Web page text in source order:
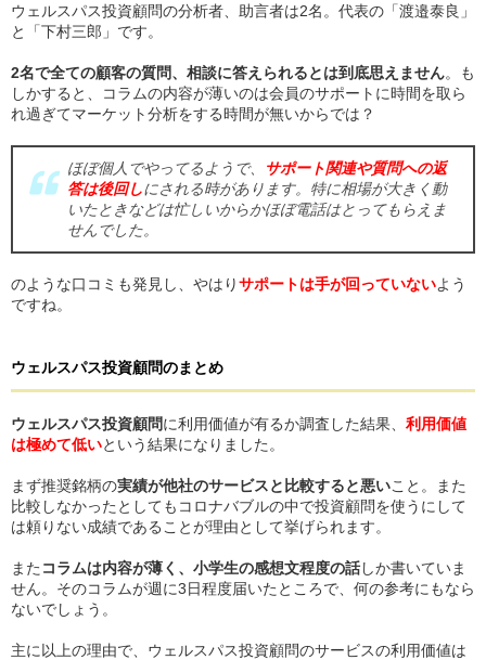
ウェルスパス投資顧問の分析者、助言者は2名。代表の「渡邉泰良」
と「下村三郎」です。
2名で全ての顧客の質問、相談に答えられるとは到底思えません。も
しかすると、コラムの内容が薄いのは会員のサポートに時間を取ら
れ過ぎてマーケット分析をする時間が無いからでは？
ほぼ個人でやってるようで、
サポート関連や質問への返
答は後回しにされる時があります。特に相場が大きく動
いたときなどは忙しいからかほぼ電話はとってもらえま
せんでした。
のような口コミも発見し、やはりサポートは手が回っていないよう
ですね。
ウェルスパス投資顧問のまとめ
ウェルスパス投資顧問に利用価値が有るか調査した結果、 利用価値
は極めて低いという結果になりました。
まず推奨銘柄の実績が他社のサービスと比較すると悪いこと。また
比較しなかったとしてもコロナバブルの中で投資顧問を使うにして
は頼りない成績であることが理由として挙げられます。
また コラムは内容が薄く、小学生の感想文程度の話しか書いていま
せん。そのコラムが週に3日程度届いたところで、何の参考にもなら
ないでしょう。
主に以上の理由で、ウェルスパス投資顧問のサービスの利用価値は